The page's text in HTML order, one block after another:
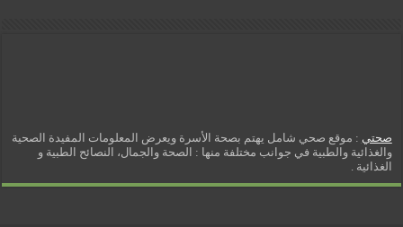
صحتي : موقع صحي شامل يهتم بصحة الأسرة ويعرض المعلومات المفيدة الصحية
والغذائية والطبية في جوانب مختلفة منها : الصحة والجمال، النصائح الطبية و
الغذائية .